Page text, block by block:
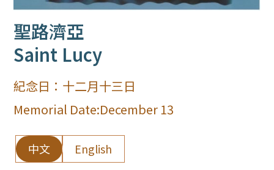
Saint Lucy
聖路濟亞
紀念日： 十二月十三日
Memorial Date:December 13
中文 English